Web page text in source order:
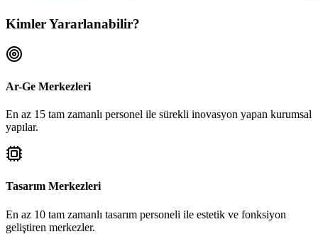
Kimler Yararlanabilir?
Ar-Ge Merkezleri
En az 15 tam zamanlı personel ile sürekli inovasyon yapan kurumsal
yapılar.
Tasarım Merkezleri
En az 10 tam zamanlı tasarım personeli ile estetik ve fonksiyon
geliştiren merkezler.